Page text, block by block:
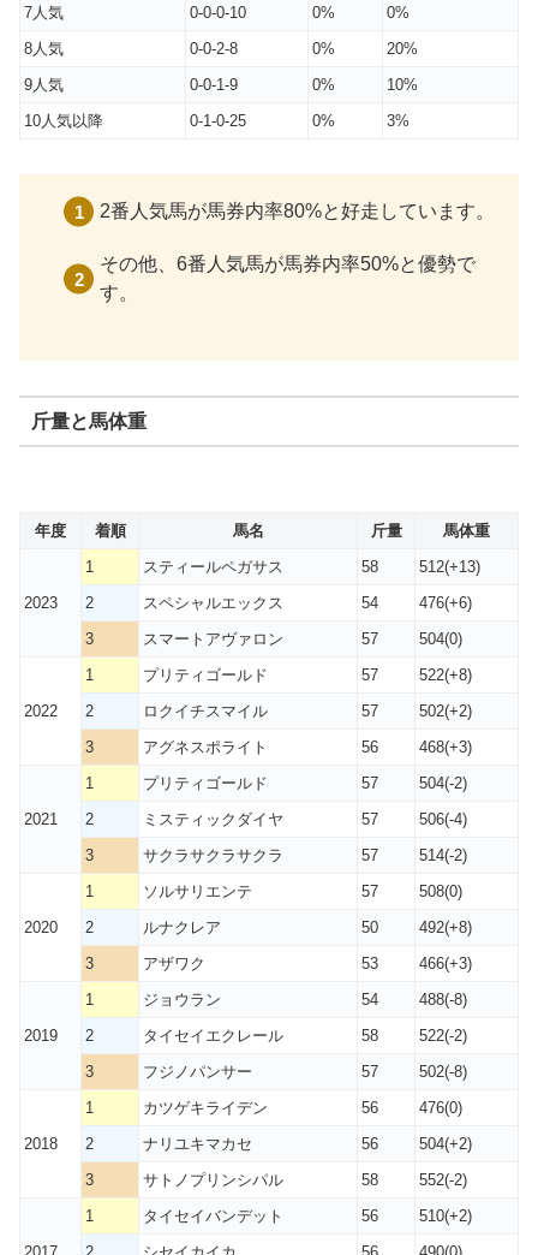
7人気
0-0-0-10 0%
0%
8人気
0-0-2-8 0%
20%
9人気
0-0-1-9 0%
10%
10人気以降
0-1-0-25 0% 3%
2番人気馬が馬券内率80%と好走しています。
その他、6番人気馬が馬券内率50%と優勢で
す。
斤量と馬体重
年度 着順 馬名 斤量 馬体重
2023
1 スティールペガサス 58
512(+13)
2
スペシャルエックス 54
476(+6)
3
スマートアヴァロン 57 504(0)
2022
1 プリティゴールド 57
522(+8)
2
ロクイチスマイル 57
502(+2)
3
アグネスポライト 56 468(+3)
2021
1 プリティゴールド 57
504(-2)
2
ミスティックダイヤ 57
506(-4)
3
サクラサクラサクラ 57 514(-2)
2020
1 ソルサリエンテ 57
508(0)
2
ルナクレア 50
492(+8)
3
アザワク 53 466(+3)
2019
1 ジョウラン 54
488(-8)
2
タイセイエクレール 58
522(-2)
3
フジノパンサー 57 502(-8)
2018
1 カツゲキライデン 56
476(0)
2
ナリユキマカセ 56
504(+2)
3
サトノプリンシパル 58 552(-2)
1 タイセイバンデット 56
510(+2)